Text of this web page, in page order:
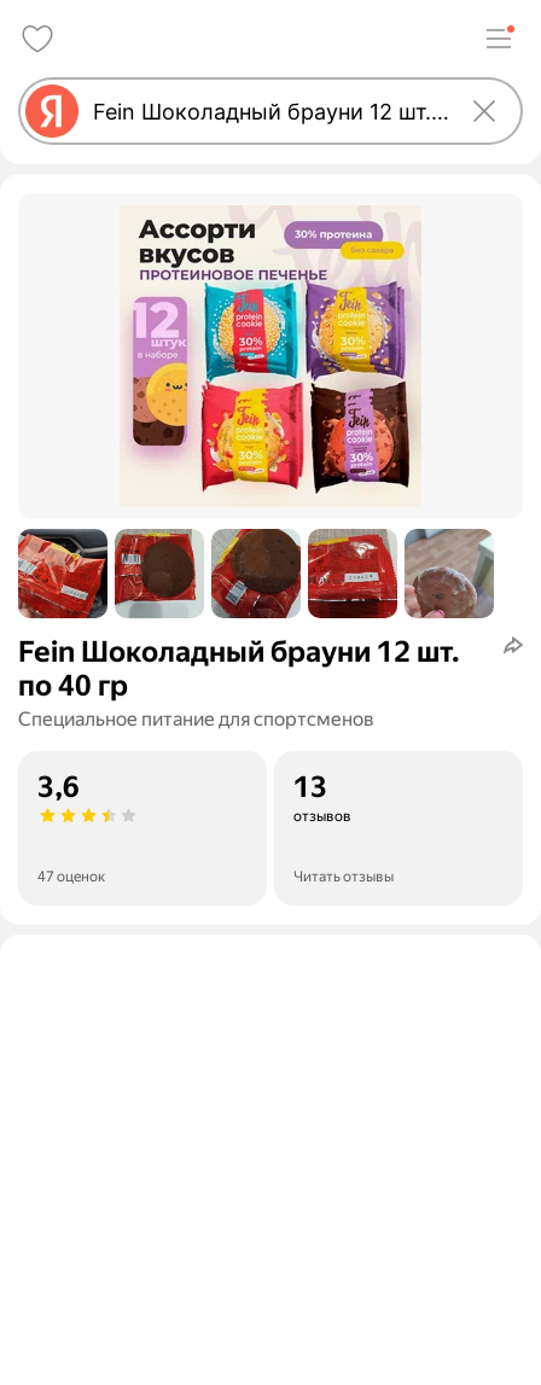
Fein Шоколадный брауни 12 шт.
по 40 гр
Специальное питание для спортсменов
3,6
47 оценок
13
отзывов
Читать отзывы